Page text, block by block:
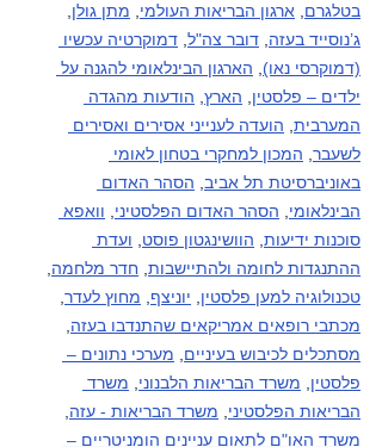
בטלגרם, ארגון הבריאות העולמי, מתן גולן,
ג’נוסייד בעזה, דובר צה"ל, דמוקרטיה עכשיו
(דמוקרסי נאו), הארגון הבינלאומי להגנה על
ילדים – פלסטין, הארץ, הודעות מהגדה
המערבית, הועדה לענייני אסירים ואסירים
לשעבר, המכון למחקרי בטחון לאומי
באוניברסיטת תל אביב, הסהר האדום
הבינלאומי, הסהר האדום הפלסטיני, וואפא
סוכנות ידיעות, הוושינגטון פוסט, ועדת
ההתנגדות לחומה ולהתיישבות, חדר מלחמה,
טכנולוגיה למען פלסטין, יוניצף, מחוץ לעדר,
מכתבי רופאים אמריקאים שהתנדבו בעזה,
מסתכלים לכיבוש בעיניים, מערכי נתונים –
פלסטין, משרד הבריאות הלבנוני, משרד
הבריאות הפלסטיני, משרד הבריאות - עזה,
משרד האו"ם לתאום עניינים הומניטריים –